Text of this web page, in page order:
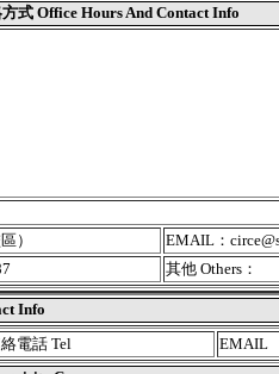
式 Office Hours And Contact Info
）
EMAIL：
其他 Others：
Info
電話 Tel
EMAIL